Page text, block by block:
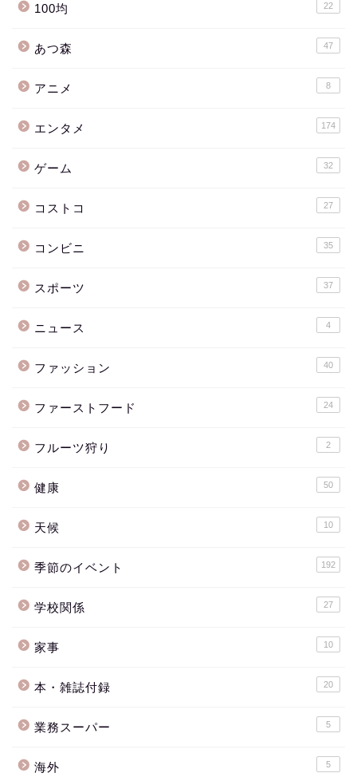
100均 22
あつ森 47
アニメ 8
エンタメ 174
ゲーム 32
コストコ 27
コンビニ 35
スポーツ 37
ニュース 4
ファッション 40
ファーストフード 24
フルーツ狩り 2
健康 50
天候 10
季節のイベント 192
学校関係 27
家事 10
本・雑誌付録 20
業務スーパー 5
海外 5